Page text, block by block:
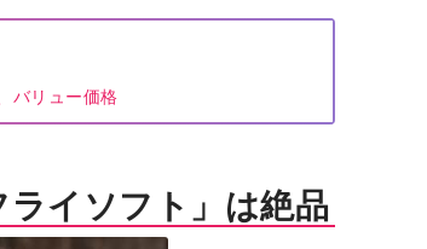
バリュー価格
イソフト」は絶品